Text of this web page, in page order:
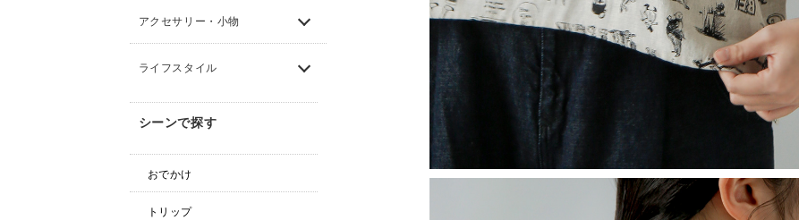
アクセサリー・小物
ライフスタイル
シーンで探す
おでかけ
トリップ